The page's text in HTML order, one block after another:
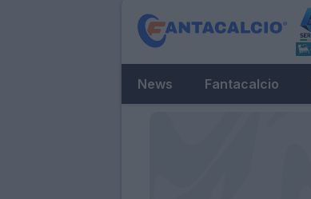
News Fantacalcio